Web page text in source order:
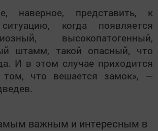
наверное, представить, к
когда появляется
высокопатогенный,
штамм, такой опасный, что
И в этом случае приходится
том, что вешается замок», —
важным и интересным в